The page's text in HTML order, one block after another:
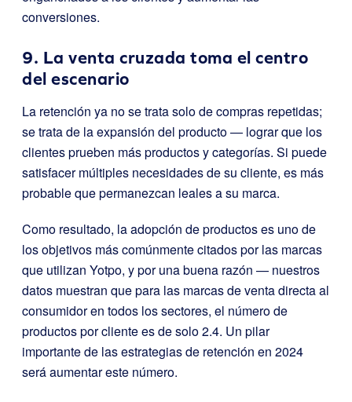
conversiones.
9. La venta cruzada toma el centro
del escenario
La retención ya no se trata solo de compras repetidas;
se trata de la expansión del producto — lograr que los
clientes prueben más productos y categorías. Si puede
satisfacer múltiples necesidades de su cliente, es más
probable que permanezcan leales a su marca.
Como resultado, la adopción de productos es uno de
los objetivos más comúnmente citados por las marcas
que utilizan Yotpo, y por una buena razón — nuestros
datos muestran que para las marcas de venta directa al
consumidor en todos los sectores, el número de
productos por cliente es de solo 2.4. Un pilar
importante de las estrategias de retención en 2024
será aumentar este número.